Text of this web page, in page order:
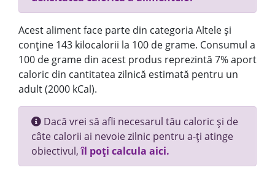
Acest aliment face parte din categoria Altele și
conține 143 kilocalorii la 100 de grame. Consumul a
100 de grame din acest produs reprezintă 7% aport
caloric din cantitatea zilnică estimată pentru un
adult (2000 kCal).
Dacă vrei să afli necesarul tău caloric și de
câte calorii ai nevoie zilnic pentru a-ți atinge
obiectivul,îl poți calcula aici.